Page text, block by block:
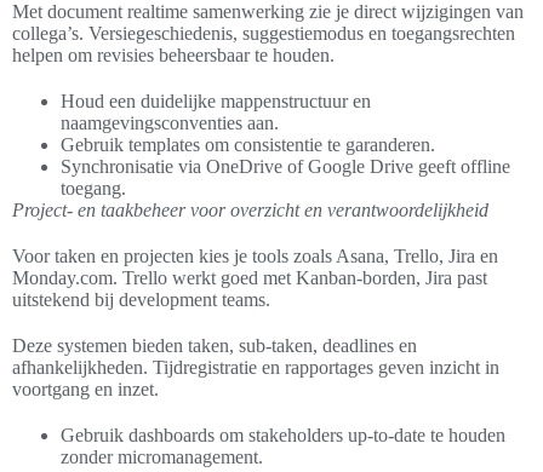
Met document realtime samenwerking zie je direct wijzigingen van
collega’s. Versiegeschiedenis, suggestiemodus en toegangsrechten
helpen om revisies beheersbaar te houden.
Houd een duidelijke mappenstructuur en
naamgevingsconventies aan.
Gebruik templates om consistentie te garanderen.
Synchronisatie via OneDrive of Google Drive geeft offline
toegang.
Project- en taakbeheer voor overzicht en verantwoordelijkheid
Voor taken en projecten kies je tools zoals Asana, Trello, Jira en
Monday.com. Trello werkt goed met Kanban-borden, Jira past
uitstekend bij development teams.
Deze systemen bieden taken, sub-taken, deadlines en
afhankelijkheden. Tijdregistratie en rapportages geven inzicht in
voortgang en inzet.
Gebruik dashboards om stakeholders up-to-date te houden
zonder micromanagement.